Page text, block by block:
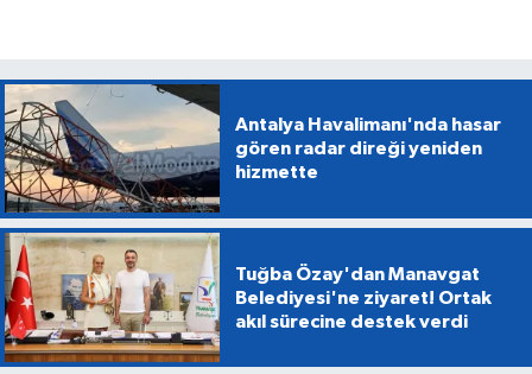
Antalya Havalimanı'nda hasar
gören radar direği yeniden
hizmette
Tuğba Özay'dan Manavgat
Belediyesi'ne ziyaret! Ortak
akıl sürecine destek verdi